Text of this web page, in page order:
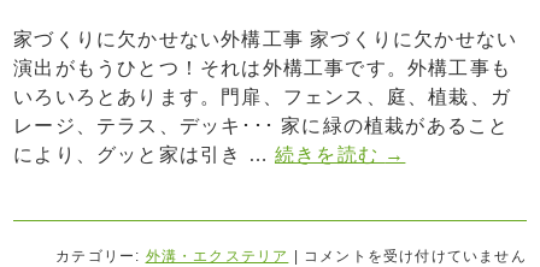
家づくりに欠かせない外構工事 家づくりに欠かせない
演出がもうひとつ！それは外構工事です。外構工事も
いろいろとあります。門扉、フェンス、庭、植栽、ガ
レージ、テラス、デッキ･･･ 家に緑の植栽があること
により、グッと家は引き … 続きを読む →
カテゴリー: 外溝・エクステリア コメントを受け付けていません